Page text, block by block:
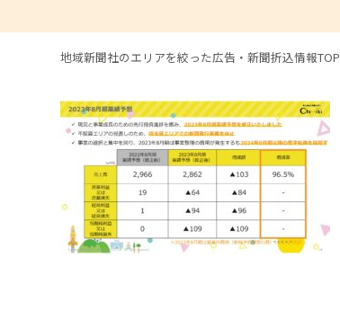
地域新聞社のエリアを絞った広告・新聞折込情報TOP